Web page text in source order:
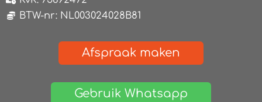
BTW-nr: NL003024028B81
Afspraak maken
Gebruik Whatsapp